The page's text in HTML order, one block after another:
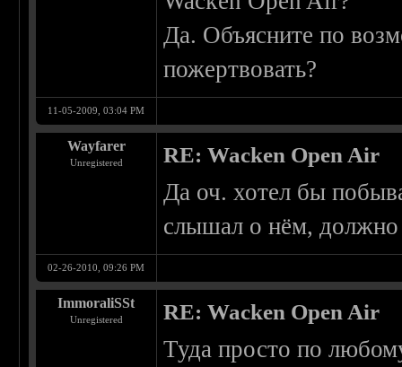
Да. Объясните по
пожертвовать?
11-05-2009, 03:04 PM
Wayfarer
Unregistered RE: Wacken Open Air
Да оч. хотел бы
слышал о нём,
02-26-2010, 09:26 PM
ImmoraliSSt
Unregistered RE: Wacken Open Air
Туда просто по